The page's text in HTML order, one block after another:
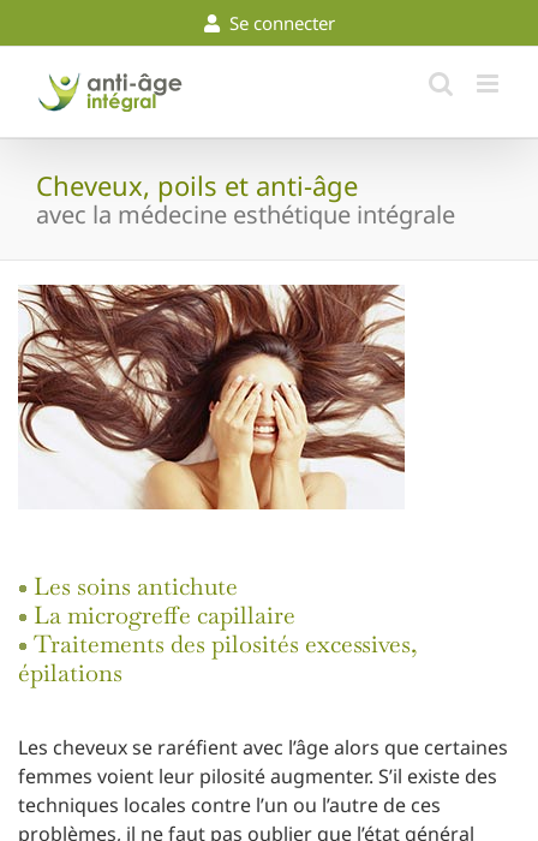
to
content
Se connecter
Cheveux, poils et anti-âge
avec la médecine esthétique intégrale
Les soins antichute
La microgreffe capillaire
Traitements des pilosités excessives,
épilations
Les cheveux se raréfient avec l’âge alors que certaines
femmes voient leur pilosité augmenter. S’il existe des
techniques locales contre l’un ou l’autre de ces
problèmes, il ne faut pas oublier que l’état général